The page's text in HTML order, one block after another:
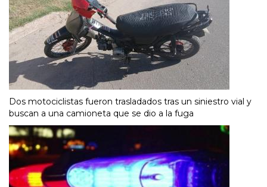
Dos motociclistas fueron trasladados tras un siniestro vial y
buscan a una camioneta que se dio a la fuga